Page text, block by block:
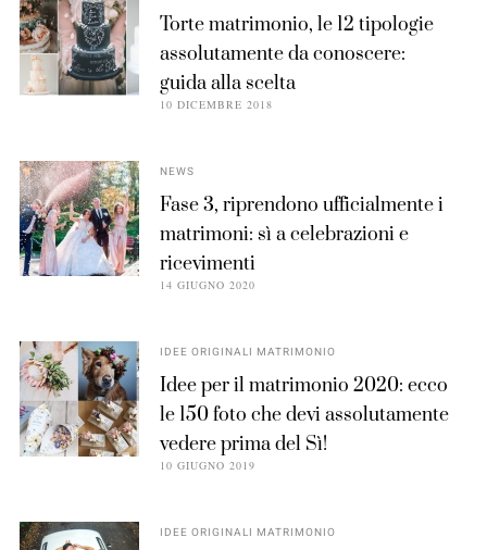
Torte matrimonio, le 12 tipologie
assolutamente da conoscere:
guida alla scelta
10 DICEMBRE 2018
NEWS
Fase 3, riprendono ufficialmente i
matrimoni: sì a celebrazioni e
ricevimenti
14 GIUGNO 2020
IDEE ORIGINALI MATRIMONIO
Idee per il matrimonio 2020: ecco
le 150 foto che devi assolutamente
vedere prima del Sì!
10 GIUGNO 2019
IDEE ORIGINALI MATRIMONIO